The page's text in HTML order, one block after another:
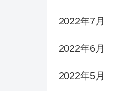
2022年7月
2022年6月
2022年5月